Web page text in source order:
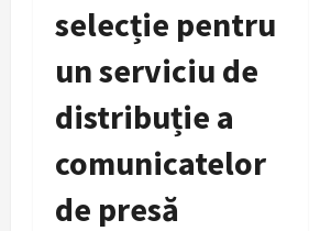
selecție pentru
un serviciu de
distribuție a
comunicatelor
de presă